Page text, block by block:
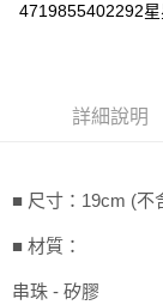
AFTEE先享後付
便利好安心！
１．於結帳方式選擇
２．訂單成立數日內
每筆NT$60，滿
4719855402292星
詳細說明
■ 尺寸：19cm (不
■ 材質：
串珠 - 矽膠